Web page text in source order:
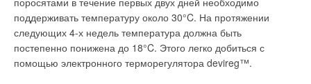
поддерживать температуру около 30°C. На протяжении
следующих 4-х недель температура должна быть
постепенно понижена до 18°C. Этого легко добиться с
помощью электронного терморегулятора devireg™.